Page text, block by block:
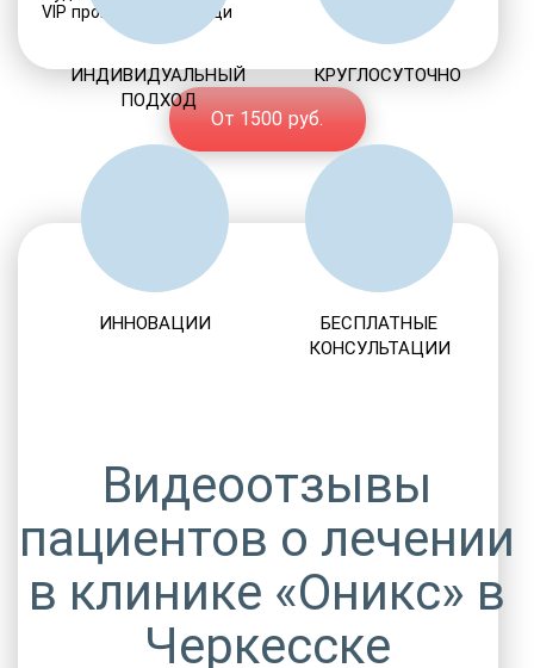
VIP программы помощи
От 1500 руб.
ИНДИВИДУАЛЬНЫЙ
ПОДХОД
КРУГЛОСУТОЧНО
ИННОВАЦИИ
БЕСПЛАТНЫЕ
КОНСУЛЬТАЦИИ
Видеоотзывы
пациентов о лечении
в клинике «Оникс» в
Черкесске